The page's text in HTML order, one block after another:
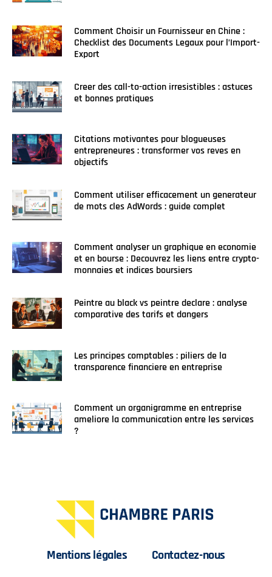
Comment Choisir un Fournisseur en Chine :
Checklist des Documents Legaux pour l’Import-
Export
Creer des call-to-action irresistibles : astuces
et bonnes pratiques
Citations motivantes pour blogueuses
entrepreneures : transformer vos reves en
objectifs
Comment utiliser efficacement un generateur
de mots cles AdWords : guide complet
Comment analyser un graphique en economie
et en bourse : Decouvrez les liens entre crypto-
monnaies et indices boursiers
Peintre au black vs peintre declare : analyse
comparative des tarifs et dangers
Les principes comptables : piliers de la
transparence financiere en entreprise
Comment un organigramme en entreprise
ameliore la communication entre les services
?
Mentions légales Contactez-nous